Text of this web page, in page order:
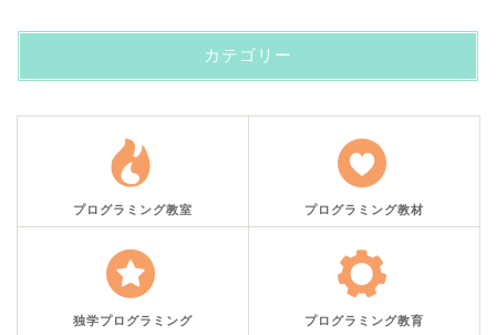
カテゴリー
プログラミング教室 プログラミング教材
独学プログラミング プログラミング教育